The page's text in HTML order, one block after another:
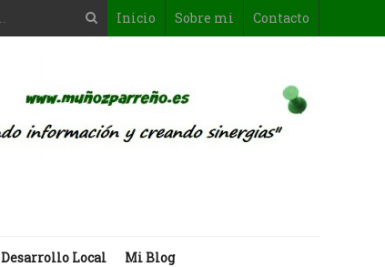
Inicio Sobre mi Contacto
Desarrollo Local Mi Blog